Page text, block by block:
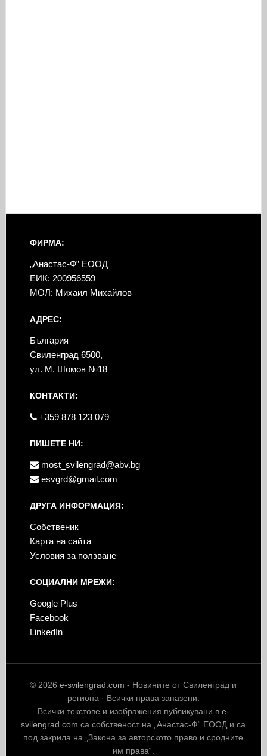
ФИРМА:
„Анастас-Ф” ЕООД
ЕИК: 200956559
МОЛ: Михаил Михайлов
АДРЕС:
България
Свиленград 6500,
ул. М. Шомов №18
КОНТАКТИ:
+359 878 123 079
ПИШЕТЕ НИ:
most_svilengrad@abv.bg
esvgrd@gmail.com
ДРУГА ИНФОРМАЦИЯ:
Собственик
Карта на сайта
Условия за ползване
СОЦИАЛНИ МРЕЖИ:
Google Plus
Facebook
LinkedIn
© 2026e-svilengrad.com - Новините от Свиленград и
региона · Всички права запазени.
Всички текстове и изображения публикувани в e-
svilengrad.com са собственост на „Анастас-Ф“ ЕООД и са
под закрила на „Закона за авторското право и сродните
им права“.